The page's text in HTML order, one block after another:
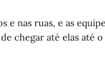
e nas ruas, e as
chegar até elas até